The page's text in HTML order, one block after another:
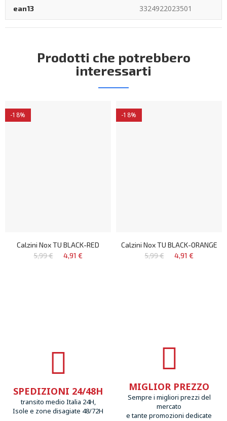
ean13 3324922023501
Prodotti che potrebbero
interessarti
-18%
Calzini Nox TU BLACK-RED
5,99 €
4,91 €
-18%
Calzini Nox TU BLACK-ORANGE
5,99 €
4,91 €
SPEDIZIONI 24/48H
transito medio Italia 24H,
Isole e zone disagiate 48/72H
MIGLIOR PREZZO
Sempre i migliori prezzi del
mercato
e tante promozioni dedicate